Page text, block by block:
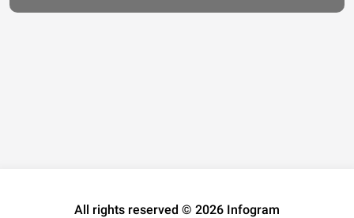
All rights reserved © 2026 Infogram